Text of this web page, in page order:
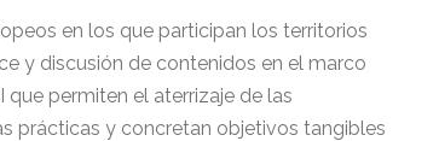
en los que participan los territorios
y discusión de contenidos en el marco
permiten el aterrizaje de las
prácticas y concretan objetivos tangibles